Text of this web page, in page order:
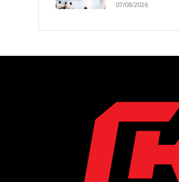
07/08/2026